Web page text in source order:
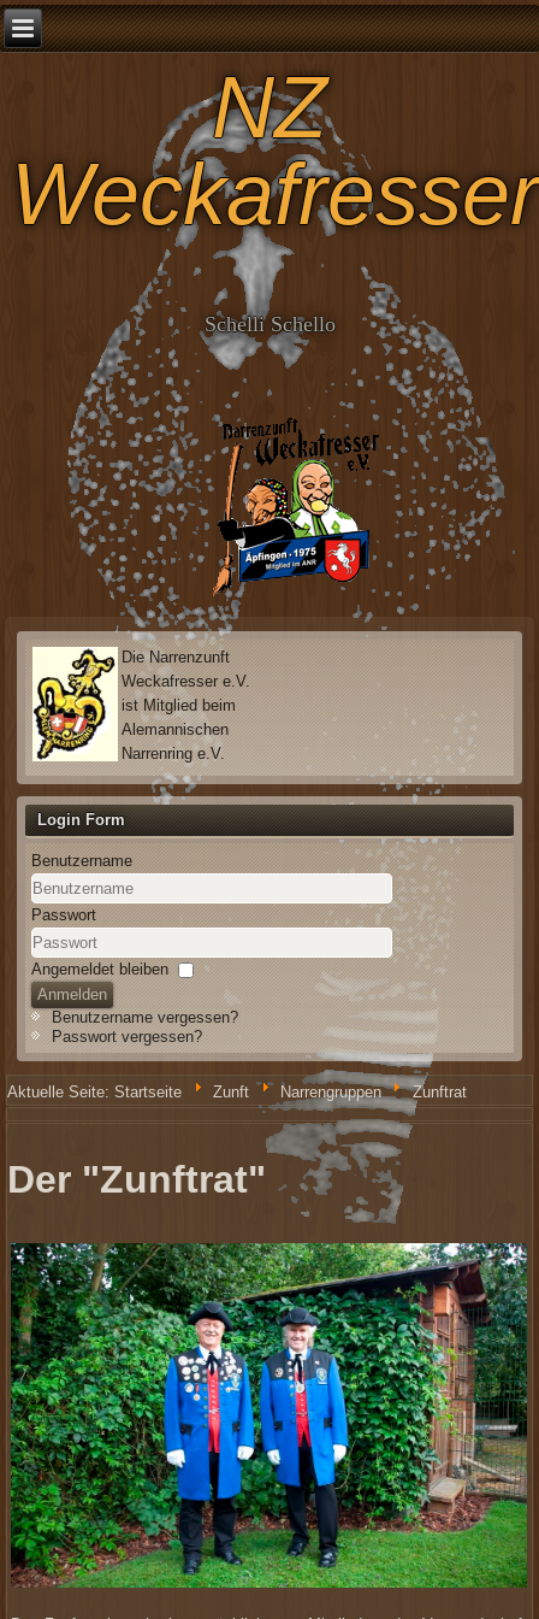
NZ
Weckafresser
Schelli Schello
Die Narrenzunft
Weckafresser e.V.
ist Mitglied beim
Alemannischen
Narrenring e.V.
Login Form
Benutzername
Passwort
Angemeldet bleiben
Anmelden
Benutzername vergessen?
Passwort vergessen?
Aktuelle Seite:Startseite Zunft Narrengruppen Zunftrat
Der "Zunftrat"